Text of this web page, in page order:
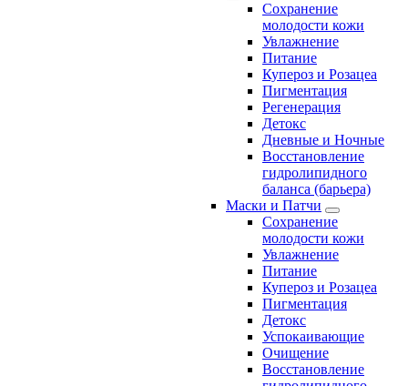
Сохранение
молодости кожи
Увлажнение
Питание
Купероз и Розацеа
Пигментация
Регенерация
Детокс
Дневные и Ночные
Восстановление
гидролипидного
баланса (барьера)
Маски и Патчи
Сохранение
молодости кожи
Увлажнение
Питание
Купероз и Розацеа
Пигментация
Детокс
Успокаивающие
Очищение
Восстановление